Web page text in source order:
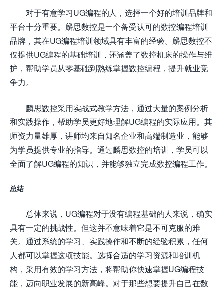
对于有意学习UG编程的人，选择一个好的培训品牌和
平台十分重要。麟思数控是一个备受认可的数控编程培训
品牌，其在UG编程培训领域具有丰富的经验。麟思数控不
仅提供UG编程的基础培训，还涵盖了数控机床的操作与维
护，帮助学员从零基础到熟练掌握数控编程，提升就业竞
争力。
麟思数控采用实战式教学方法，通过大量的案例分析
和实践操作，帮助学员更好地理解UG编程的实际应用。其
师资力量雄厚，讲师均来自知名企业和高端制造业，能够
为学员提供专业的指导。通过麟思数控的培训，学员可以
全面了解UG编程的知识，并能够独立完成数控编程工作。
总结
总体来说，UG编程对于没有编程基础的人来说，确实
具有一定的挑战性。但这并不意味着它是不可克服的难
关。通过系统的学习、实践操作和不断的经验积累，任何
人都可以掌握这项技能。选择合适的学习资源和培训机
构，采用有效的学习方法，将帮助你快速掌握UG编程技
能，迈向职业发展的新高峰。对于那些想要提升自己在数